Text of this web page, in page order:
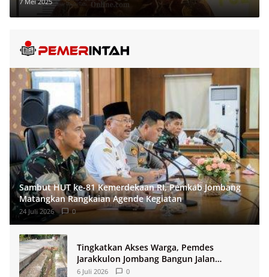
Sambut HUT ke-81 Kemerdekaan RI, Pemkab Jombang
Matangkan Rangkaian Agende Kegiatan
24 Juli 2026 0
Tingkatkan Akses Warga, Pemdes
Jarakkulon Jombang Bangun Jalan
Lingkungan
6 Juli 2026 0